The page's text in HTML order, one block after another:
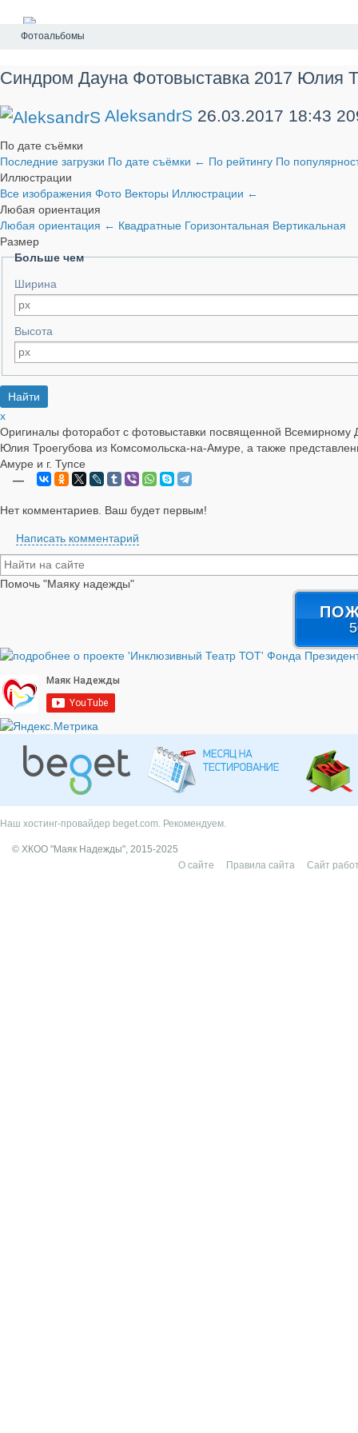
Фотоальбомы
Синдром Дауна Фотовыставка 2017 Юлия
AleksandrS 26.03.2017 18:43
По дате съёмки
Последние загрузки По дате съёмки ← По рейтингу По
Иллюстрации
Все изображения Фото Векторы Иллюстрации ←
Любая ориентация
Любая ориентация ← Квадратные Горизонтальная Вертикальная
Размер
Больше чем
Ширина
Высота
x
Оригиналы фоторабот с фотовыставки посвященной
Юлия Троегубова из Комсомольска-на-Амуре, а также
Амуре и г. Тупсе
—
Нет комментариев. Ваш будет первым!
Написать комментарий
Помочь "Маяку надежды"
Наш хостинг-провайдер beget.com. Рекомендуем.
© ХКОО "Маяк Надежды", 2015-2025
О сайте
Правила сайта Сайт